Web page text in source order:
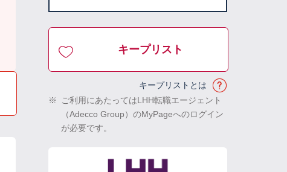
キープリスト
キープリストとは
※
ご利用にあたってはLHH転職エージェント
（Adecco Group）のMyPageへのログイン
が必要です。